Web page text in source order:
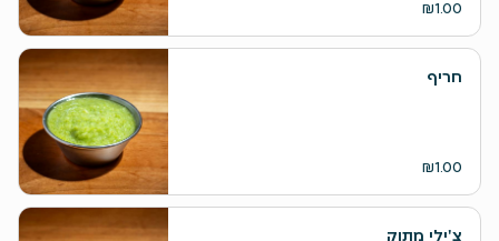
₪1.00
חריף
₪1.00
צ'ילי מתוק